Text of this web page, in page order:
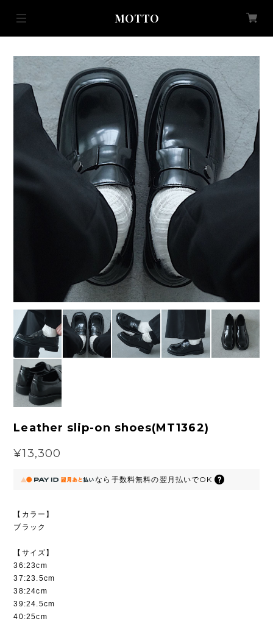
MOTTO
Leather slip-on shoes(MT1362)
¥13,300
なら 手数料無料の翌月払いでOK
【カラー】
ブラック
【サイズ】
36:23cm
37:23.5cm
38:24cm
39:24.5cm
40:25cm